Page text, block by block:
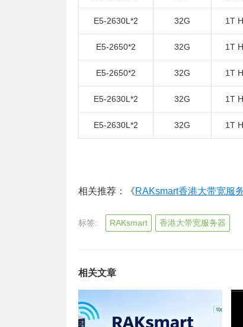
E5-2630L*2 32G 1T
E5-2650*2 32G 1T
E5-2650*2 32G 1T
E5-2630L*2 32G 1T
E5-2630L*2 32G 1T
相关推荐：《RAKsmart香港大带宽服
标签: RAKsmart 香港大带宽服务器
相关文章